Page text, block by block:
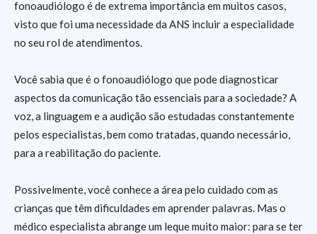
fonoaudiólogo é de extrema importância em muitos casos,
visto que foi uma necessidade da ANS incluir a especialidade
no seu rol de atendimentos.
Você sabia que é o fonoaudiólogo que pode diagnosticar
aspectos da comunicação tão essenciais para a sociedade? A
voz, a linguagem e a audição são estudadas constantemente
pelos especialistas, bem como tratadas, quando necessário,
para a reabilitação do paciente.
Possivelmente, você conhece a área pelo cuidado com as
crianças que têm dificuldades em aprender palavras. Mas o
médico especialista abrange um leque muito maior: para se ter